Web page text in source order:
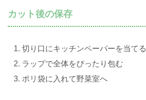
カット後の保存
切り口にキッチンペーパーを当てる
ラップで全体をぴったり包む
ポリ袋に入れて野菜室へ